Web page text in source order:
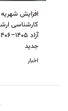
افزایش شهریه
کارشناسی
جدید
اخبار